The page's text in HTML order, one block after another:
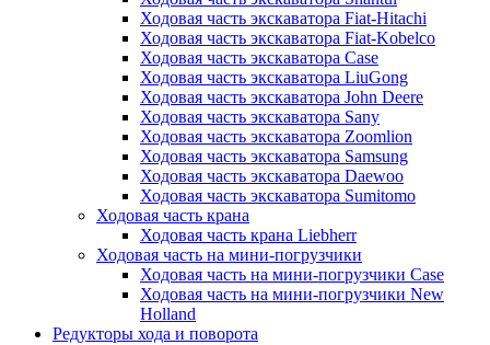
Ходовая часть экскаватора Fiat-Hitachi
Ходовая часть экскаватора Fiat-Kobelco
Ходовая часть экскаватора Case
Ходовая часть экскаватора LiuGong
Ходовая часть экскаватора John Deere
Ходовая часть экскаватора Sany
Ходовая часть экскаватора Zoomlion
Ходовая часть экскаватора Samsung
Ходовая часть экскаватора Daewoo
Ходовая часть экскаватора Sumitomo
Ходовая часть крана
Ходовая часть крана Liebherr
Ходовая часть на мини-погрузчики
Ходовая часть на мини-погрузчики Case
Ходовая часть на мини-погрузчики New
Holland
Редукторы хода и поворота